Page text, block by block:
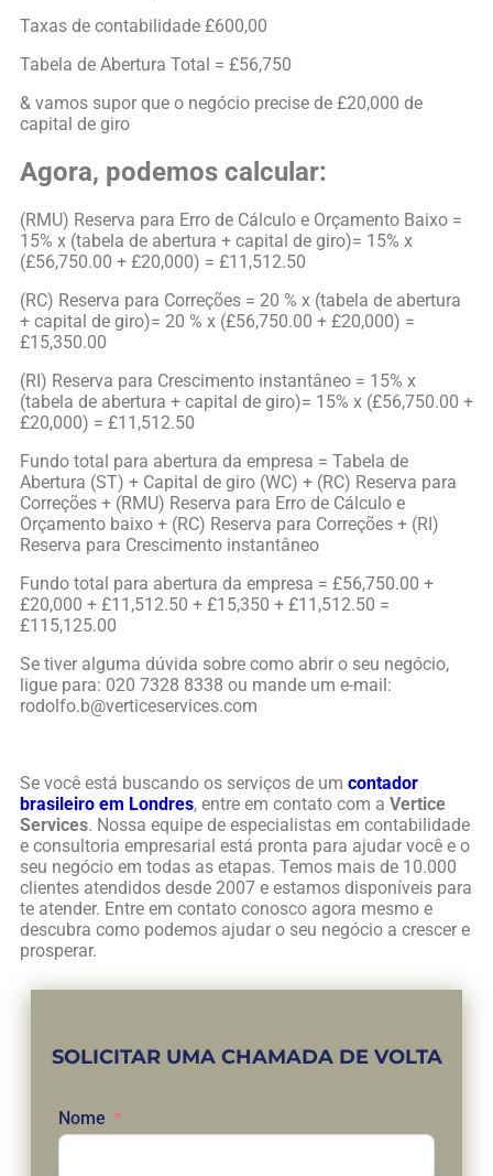
Taxas de contabilidade £600,00
Tabela de Abertura Total = £56,750
& vamos supor que o negócio precise de £20,000 de
capital de giro
Agora, podemos calcular:
(RMU) Reserva para Erro de Cálculo e Orçamento Baixo =
15% x (tabela de abertura + capital de giro)= 15% x
(£56,750.00 + £20,000) = £11,512.50
(RC) Reserva para Correções = 20 % x (tabela de abertura
+ capital de giro)= 20 % x (£56,750.00 + £20,000) =
£15,350.00
(RI) Reserva para Crescimento instantâneo = 15% x
(tabela de abertura + capital de giro)= 15% x (£56,750.00 +
£20,000) = £11,512.50
Fundo total para abertura da empresa = Tabela de
Abertura (ST) + Capital de giro (WC) + (RC) Reserva para
Correções + (RMU) Reserva para Erro de Cálculo e
Orçamento baixo + (RC) Reserva para Correções + (RI)
Reserva para Crescimento instantâneo
Fundo total para abertura da empresa = £56,750.00 +
£20,000 + £11,512.50 + £15,350 + £11,512.50 =
£115,125.00
Se tiver alguma dúvida sobre como abrir o seu negócio,
ligue para: 020 7328 8338 ou mande um e-mail:
rodolfo.b@verticeservices.com
Se você está buscando os serviços de um contador
brasileiro em Londres, entre em contato com a Vertice
Services. Nossa equipe de especialistas em contabilidade
e consultoria empresarial está pronta para ajudar você e o
seu negócio em todas as etapas. Temos mais de 10.000
clientes atendidos desde 2007 e estamos disponíveis para
te atender. Entre em contato conosco agora mesmo e
descubra como podemos ajudar o seu negócio a crescer e
prosperar.
SOLICITAR UMA CHAMADA DE VOLTA
Nome